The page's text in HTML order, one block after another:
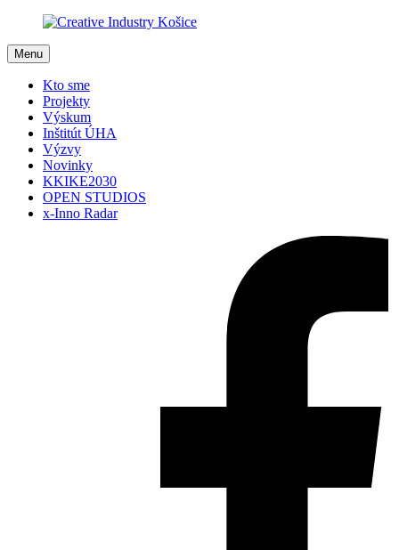
Menu
Kto sme
Projekty
Výskum
Inštitút ÚHA
Výzvy
Novinky
KKIKE2030
OPEN STUDIOS
x-Inno Radar